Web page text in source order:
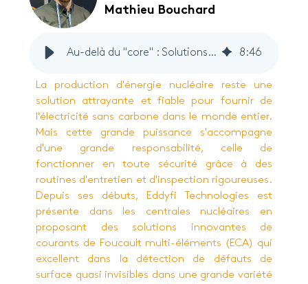
Mathieu Bouchard
Au-delà du "core" : Solutions d'inspection avancées dans les centrales nucléaires 8:46
La production d'énergie nucléaire reste une
solution attrayante et fiable pour fournir de
l'électricité sans carbone dans le monde entier.
Mais cette grande puissance s'accompagne
d'une grande responsabilité, celle de
fonctionner en toute sécurité grâce à des
routines d'entretien et d'inspection rigoureuses.
Depuis ses débuts,
Eddyfi Technologies est
présente dans les centrales nucléaires en
proposant des solutions innovantes de
courants de Foucault multi-éléments (ECA) qui
excellent dans la détection de défauts de
surface quasi invisibles dans une grande variété